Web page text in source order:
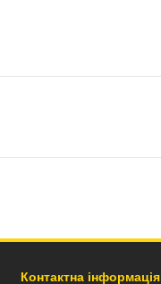
Контактна інформація